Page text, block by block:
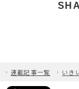
連載記事一覧 いき